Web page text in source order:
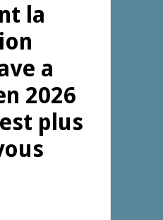
la
a
2026
plus